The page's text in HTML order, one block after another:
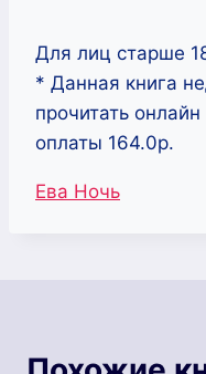
Для лиц старше
* Данная книга
прочитать
оплаты 164.0р.
Метки
Ева Ночь